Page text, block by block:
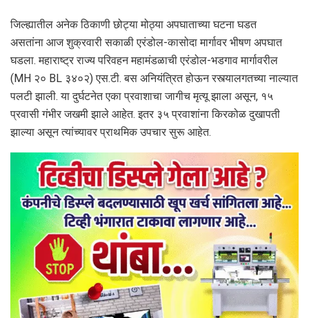
जिल्ह्यातील अनेक ठिकाणी छोट्या मोठ्या अपघाताच्या घटना घडत
असतांना आज शुक्रवारी सकाळी एरंडोल-कासोदा मार्गावर भीषण अपघात
घडला. महाराष्ट्र राज्य परिवहन महामंडळाची एरंडोल-भडगाव मार्गावरील
(MH २० BL ३४०२) एस.टी. बस अनियंत्रित होऊन रस्त्यालगतच्या नाल्यात
पलटी झाली. या दुर्घटनेत एका प्रवाशाचा जागीच मृत्यू झाला असून, १५
प्रवासी गंभीर जखमी झाले आहेत. इतर ३५ प्रवाशांना किरकोळ दुखापती
झाल्या असून त्यांच्यावर प्राथमिक उपचार सुरू आहेत.